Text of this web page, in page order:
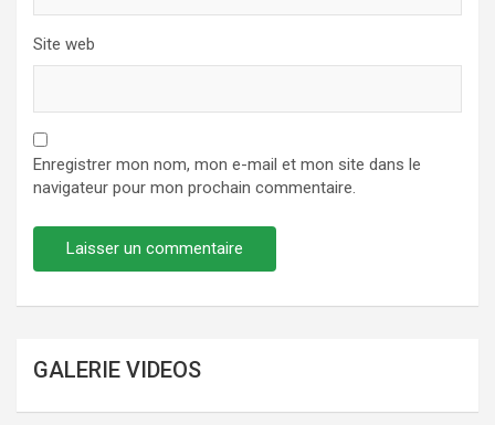
Site web
Enregistrer mon nom, mon e-mail et mon site dans le
navigateur pour mon prochain commentaire.
GALERIE VIDEOS